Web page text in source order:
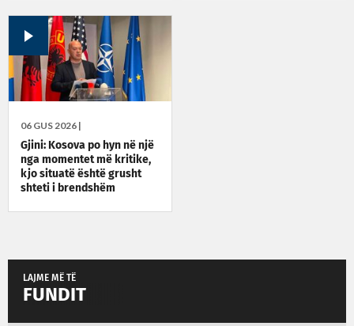
06 GUS 2026 |
Gjini: Kosova po hyn në një
nga momentet më kritike,
kjo situatë është grusht
shteti i brendshëm
LAJME MË TË
FUNDIT